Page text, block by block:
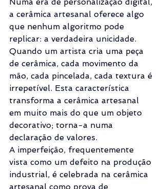
a cerâmica artesanal oferece algo
que nenhum algoritmo pode
replicar: a verdadeira unicidade.
Quando um artista cria uma peça
de cerâmica, cada movimento da
mão, cada pincelada, cada textura é
irrepetível. Esta característica
transforma a cerâmica artesanal
em muito mais do que um objeto
decorativo; torna-a numa
declaração de valores.
A imperfeição, frequentemente
vista como um defeito na produção
industrial, é celebrada na cerâmica
artesanal como prova de